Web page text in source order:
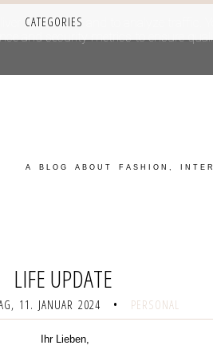
CATEGORIES
A BLOG ABOUT FASHION,
LIFE UPDATE
11. JANUAR 2024 • PERSONAL
Ihr Lieben,
its services and to analyze traffic.
and security metrics to ensure